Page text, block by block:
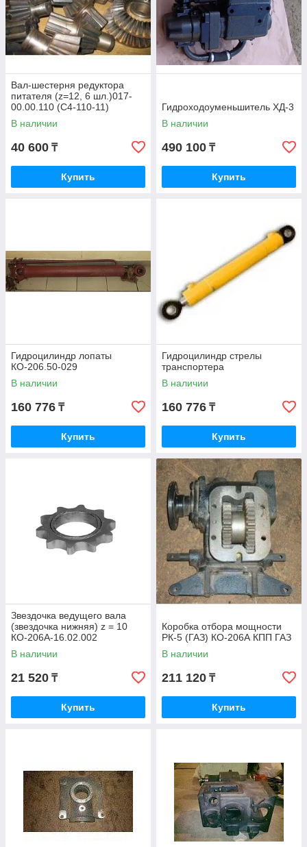
Вал-шестерня редуктора
питателя (z=12, 6 шл.)017-
00.00.110 (С4-110-11)
В наличии
40 600 ₸
Купить
Гидроходоуменьшитель ХД-3
В наличии
490 100 ₸
Купить
Гидроцилиндр лопаты
КО-206.50-029
В наличии
160 776 ₸
Купить
Гидроцилиндр стрелы
транспортера
В наличии
160 776 ₸
Купить
Звездочка ведущего вала
(звездочка нижняя) z = 10
КО-206А-16.02.002
В наличии
21 520 ₸
Купить
Коробка отбора мощности
РК-5 (ГАЗ) КО-206А КПП ГАЗ
В наличии
211 120 ₸
Купить